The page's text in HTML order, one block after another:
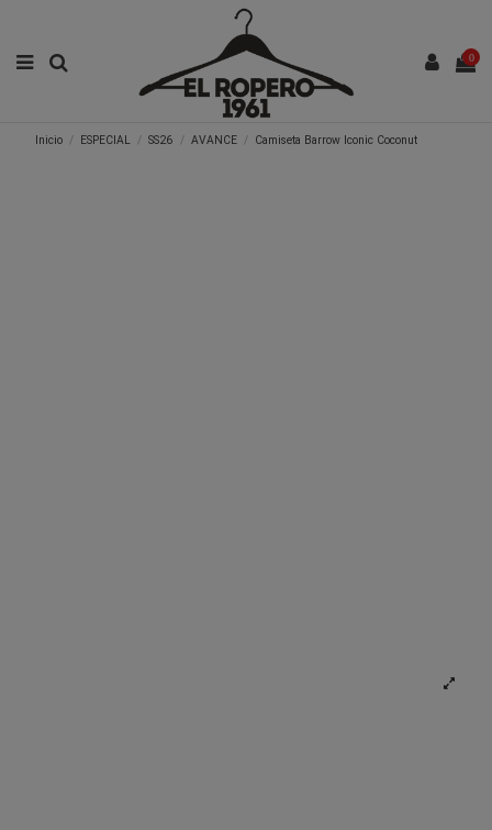
0
Inicio ESPECIAL SS26 AVANCE Camiseta Barrow Iconic Coconut